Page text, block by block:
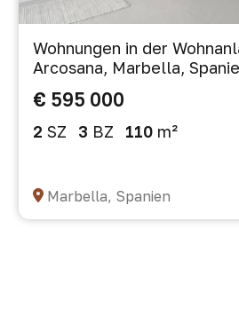
Wohnungen in der
Arcosana, Marbella,
€ 595 000
2 SZ 3 BZ 110 m²
Marbella, Spanien